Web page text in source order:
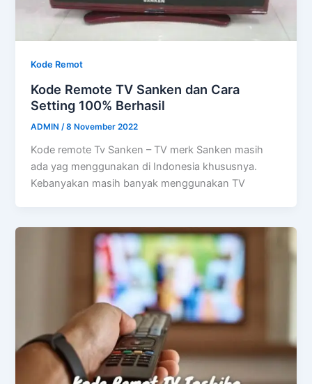
Kode Remot
Kode Remote TV Sanken dan Cara
Setting 100% Berhasil
ADMIN/8 November 2022
Kode remote Tv Sanken – TV merk Sanken masih
ada yag menggunakan di Indonesia khususnya.
Kebanyakan masih banyak menggunakan TV